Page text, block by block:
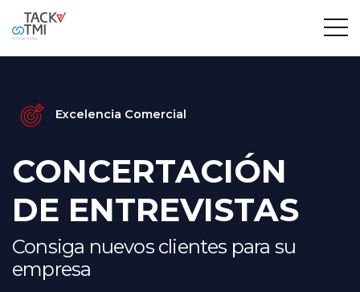
Excelencia Comercial
CONCERTACIÓN
DE ENTREVISTAS
Consiga nuevos clientes para su
empresa